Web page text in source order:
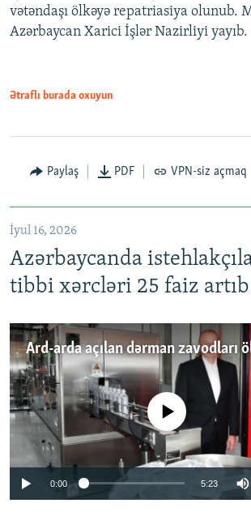
vətəndaşı ölkəyə repatriasiya olunub.
Azərbaycan Xarici İşlər Nazirliyi yayıb.
Ətraflı burada oxuyun
Paylaş PDF VPN-siz açmaq
İyul 16, 2026
Azərbaycanda
tibbi xərcləri 25 faiz artıb
No media source currently
0:00 5:23